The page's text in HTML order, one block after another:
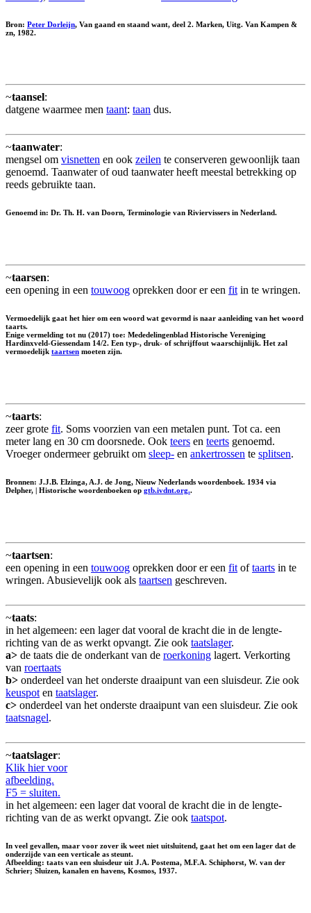
Bron: Peter Dorleijn, Van gaand en staand want, deel 2. Marken, Uitg. Van Kampen &
zn, 1982.
~taansel:
datgene waarmee men taant: taan dus.
~taanwater:
mengsel om visnetten en ook zeilen te conserveren gewoonlijk taan
genoemd. Taanwater of oud taanwater heeft meestal betrekking op
reeds gebruikte taan.
Genoemd in: Dr. Th. H. van Doorn, Terminologie van Riviervissers in Nederland.
~taarsen:
een opening in een touwoog oprekken door er een fitin te wringen.
Vermoedelijk gaat het hier om een woord wat gevormd is naar aanleiding van het woord
taarts.
Enige vermelding tot nu (2017) toe: Mededelingenblad Historische Vereniging
Hardinxveld-Giessendam 14/2. Een typ-, druk- of schrijffout waarschijnlijk. Het zal
vermoedelijk taartsen moeten zijn.
~taarts:
zeer grote fit. Soms voorzien van een metalen punt. Tot ca. een
meter lang en 30 cm doorsnede. Ook teers en teerts genoemd.
Vroeger ondermeer gebruikt om sleep- en ankertrossen te splitsen.
Bronnen: J.J.B. Elzinga, A.J. de Jong, Nieuw Nederlands woordenboek. 1934 via
Delpher, | Historische woordenboeken op gtb.ivdnt.org..
~taartsen:
een opening in een touwoog oprekken door er een fit oftaarts in te
wringen. Abusievelijk ook als taartsen geschreven.
~taats:
in het algemeen: een lager dat vooral de kracht die in de lengte-
richting van de as werkt opvangt. Zie ook taatslager.
a> de taats die de onderkant van de roerkoning lagert. Verkorting
van roertaats
b> onderdeel van het onderste draaipunt van een sluisdeur. Zie ook
keuspot en taatslager.
c> onderdeel van het onderste draaipunt van een sluisdeur. Zie ook
taatsnagel.
~taatslager:
Klik hier voor
afbeelding.
F5 = sluiten.
in het algemeen: een lager dat vooral de kracht die in de lengte-
richting van de as werkt opvangt. Zie ook taatspot.
In veel gevallen, maar voor zover ik weet niet uitsluitend, gaat het om een lager dat de
onderzijde van een verticale as steunt.
Afbeelding: taats van een sluisdeur uit J.A. Postema, M.F.A. Schiphorst, W. van der
Schrier; Sluizen, kanalen en havens, Kosmos, 1937.